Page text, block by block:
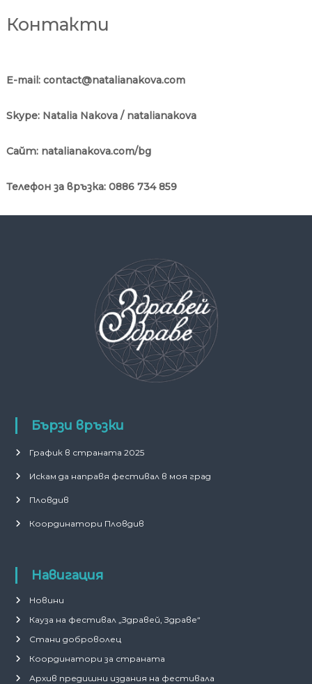
Контакти
E-mail: contact@natalianakova.com
Skype: Natalia Nakova / natalianakova
Сайт: natalianakova.com/bg
Телефон за връзка: 0886 734 859
Бързи връзки
График в страната 2025
Искам да направя фестивал в моя град
Пловдив
Координатори Пловдив
Навигация
Новини
Кауза на фестивал „Здравей, Здраве“
Стани доброволец
Координатори за страната
Архив предишни издания на фестивала